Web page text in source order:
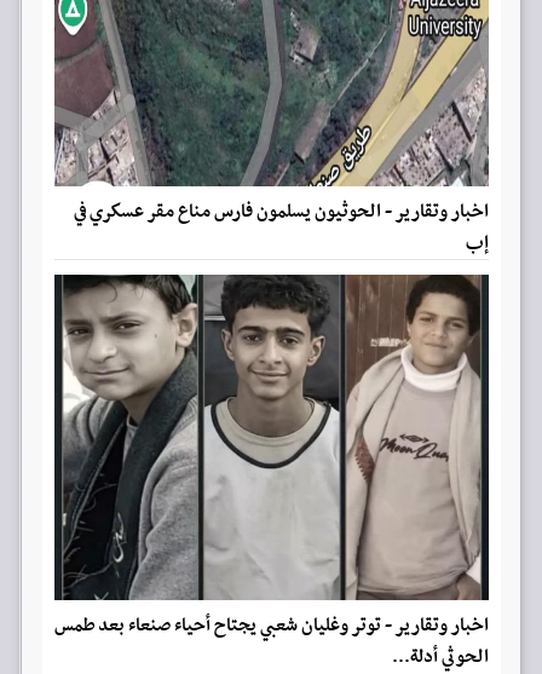
اخبار وتقارير - الحوثيون يسلمون فارس مناع مقر عسكري في
إب
اخبار وتقارير - توتر وغليان شعبي يجتاح أحياء صنعاء بعد طمس
الحوثي أدلة...